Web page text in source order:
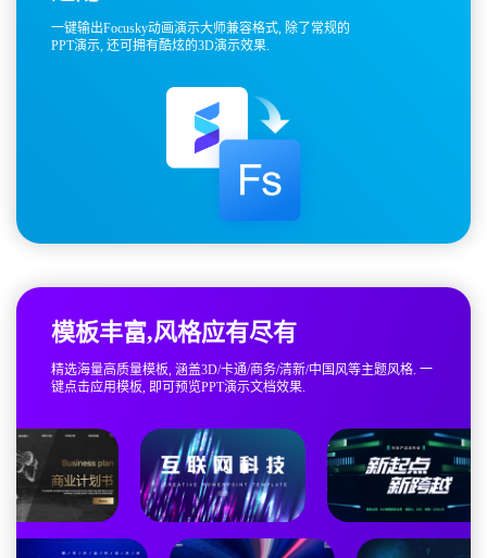
一键输出Focusky动画演示大师兼容格式, 除了常规的
PPT演示, 还可拥有酷炫的3D演示效果.
模板丰富,风格应有尽有
精选海量高质量模板, 涵盖3D/卡通/商务/清新/中国风等主题风格. 一
键点击应用模板, 即可预览PPT演示文档效果.